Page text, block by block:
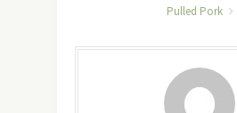
Pulled Pork